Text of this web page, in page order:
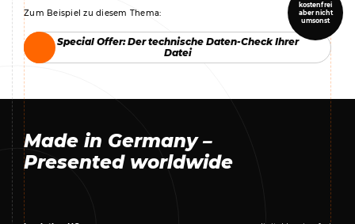
Zum Beispiel zu diesem Thema:
kostenfrei
aber nicht
umsonst
Special Offer: Der technische Daten-Check Ihrer
Datei
Special Offer: Der technische Daten-Check Ihrer
Datei
Made in Germany –
Presented worldwide